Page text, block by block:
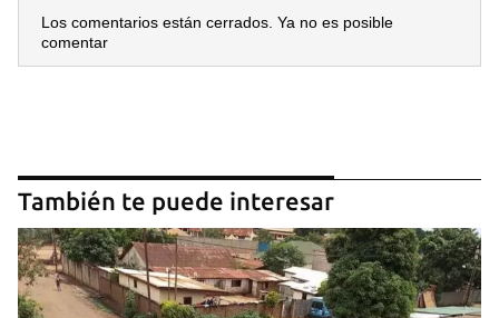
Los comentarios están cerrados. Ya no es posible
comentar
También te puede interesar